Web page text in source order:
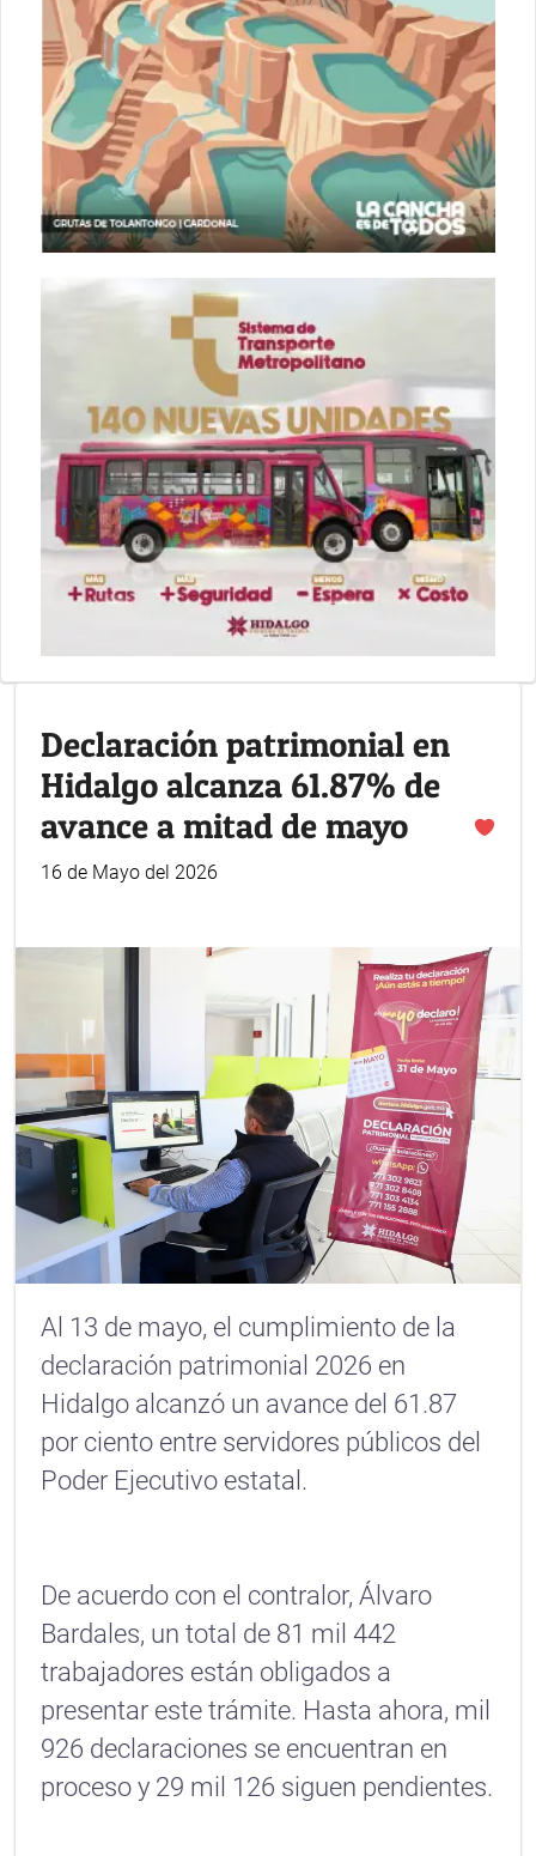
Declaración patrimonial en
Hidalgo alcanza 61.87% de
avance a mitad de mayo
16 de Mayo del 2026
Al 13 de mayo, el cumplimiento de la
declaración patrimonial 2026 en
Hidalgo alcanzó un avance del 61.87
por ciento entre servidores públicos del
Poder Ejecutivo estatal.
De acuerdo con el contralor, Álvaro
Bardales, un total de 81 mil 442
trabajadores están obligados a
presentar este trámite. Hasta ahora, mil
926 declaraciones se encuentran en
proceso y 29 mil 126 siguen pendientes.